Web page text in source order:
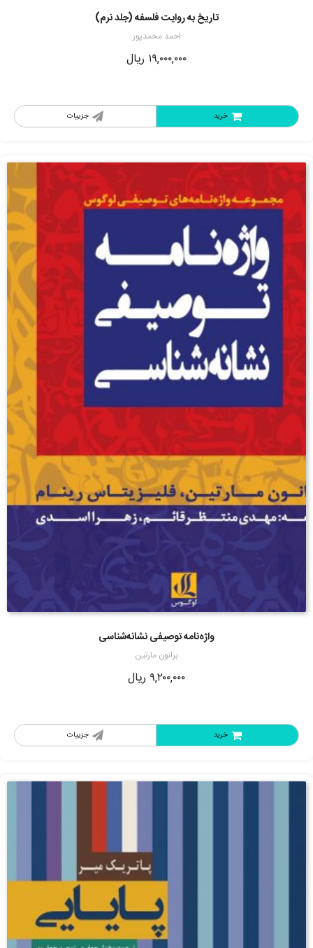
تاریخ به روایت فلسفه (جلد نرم)
احمد محمدپور
۱۹,۰۰۰,۰۰۰ ریال
جزییات خرید
واژه‌نامه توصیفی نشانه‌شناسی
برانون مارتین
۹,۲۰۰,۰۰۰ ریال
جزییات خرید